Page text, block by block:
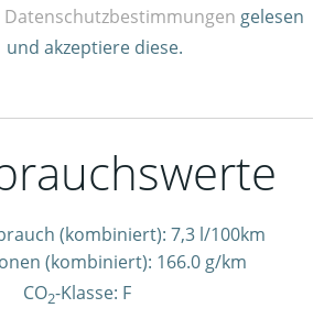
Datenschutzbestimmungen gelesen
und akzeptiere diese.
(kombiniert): 7,3 l/100km
(kombiniert): 166.0 g/km
CO2-Klasse: F